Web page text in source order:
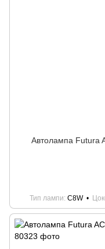
Автолампа Futura
Тип лампи C8W